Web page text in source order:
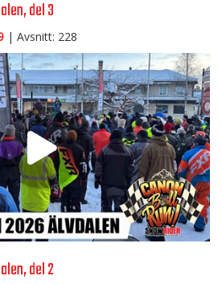
del 3
| Avsnitt: 228
del 2